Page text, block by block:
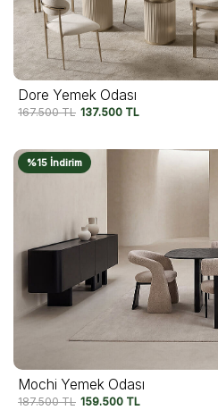
Dore Yemek Odası
167.500TL 137.500 TL
%15 İndirim
Mochi Yemek Odası
187.500TL 159.500 TL